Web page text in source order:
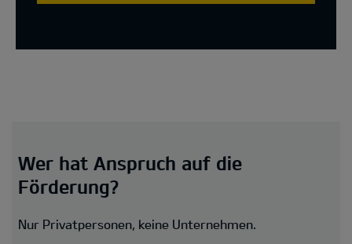
Wer hat Anspruch auf die
Förderung?
Nur Privatpersonen, keine Unternehmen.